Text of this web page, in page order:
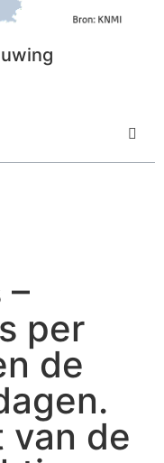
–
per
de
van de